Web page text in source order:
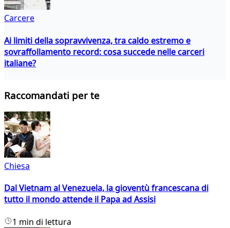
Carcere
Ai limiti della sopravvivenza, tra caldo estremo e
sovraffollamento record: cosa succede nelle carceri
italiane?
Raccomandati per te
Chiesa
Dal Vietnam al Venezuela, la gioventù francescana di
tutto il mondo attende il Papa ad Assisi
1 min di lettura